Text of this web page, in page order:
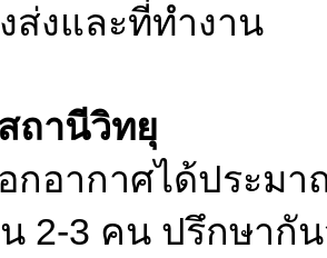
ส่งและที่ทำงาน
ถานีวิทยุ
กอากาศได้ประมา
2-3 คน ปรึกษากั